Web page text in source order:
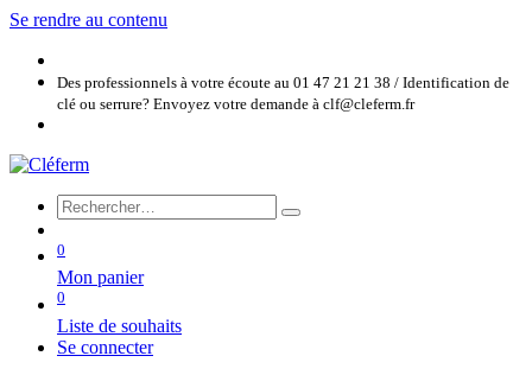
Se rendre au contenu
Des professionnels à votre écoute au 01 47 21 21 38 / Identification de
clé ou serrure? Envoyez votre demande à clf@cleferm.fr
0
Mon panier
0
Liste de souhaits
Se connecter